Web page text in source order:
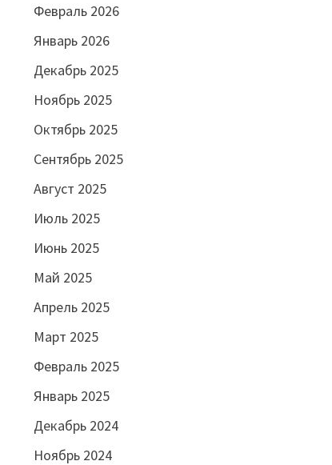
Февраль 2026
Январь 2026
Декабрь 2025
Ноябрь 2025
Октябрь 2025
Сентябрь 2025
Август 2025
Июль 2025
Июнь 2025
Май 2025
Апрель 2025
Март 2025
Февраль 2025
Январь 2025
Декабрь 2024
Ноябрь 2024